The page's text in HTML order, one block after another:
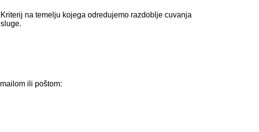
na temelju kojega odredujemo razdoblje cuvanja
ili poštom: